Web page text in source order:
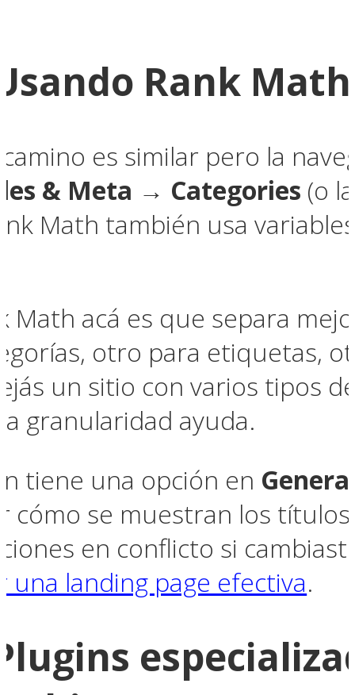
Rank Math
es similar pero la
& Meta → Categories (o
Math también usa
Math acá es que separa
otro para etiquetas,
un sitio con varios tipos
granularidad ayuda.
tiene una opción en
cómo se muestran los títulos
en conflicto si
una landing page efectiva.